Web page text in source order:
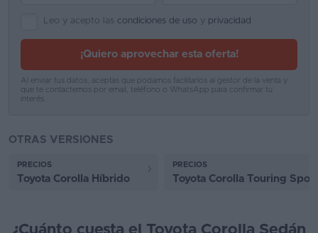
Ventas
de
2026
Leo y acepto las condiciones de uso y privacidad
¡Quiero aprovechar esta oferta!
Al enviar tus datos, aceptas que podamos facilitarlos al gestor de la venta y
que te contactemos por email, teléfono o WhatsApp para confirmar tu
interés.
OTRAS VERSIONES
PRECIOS
Toyota Corolla Híbrido
PRECIOS
Toyota Corolla Touring